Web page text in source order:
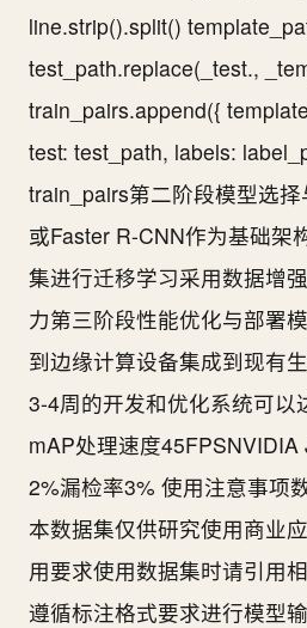
line.strip().split()
test_path.replace(_test.,
train_pairs.append({
test: test_path, labels:
train_pairs第二阶段模型选
或Faster R-CNN作为基础架
集进行迁移学习采用数据增
力第三阶段性能优化与部署
到边缘计算设备集成到现有
3-4周的开发和优化系统可以
mAP处理速度
2%漏检率3% 使用注意事项
本数据集仅供研究使用商业
用要求使用数据集时请引用
遵循标注格式要求进行模型